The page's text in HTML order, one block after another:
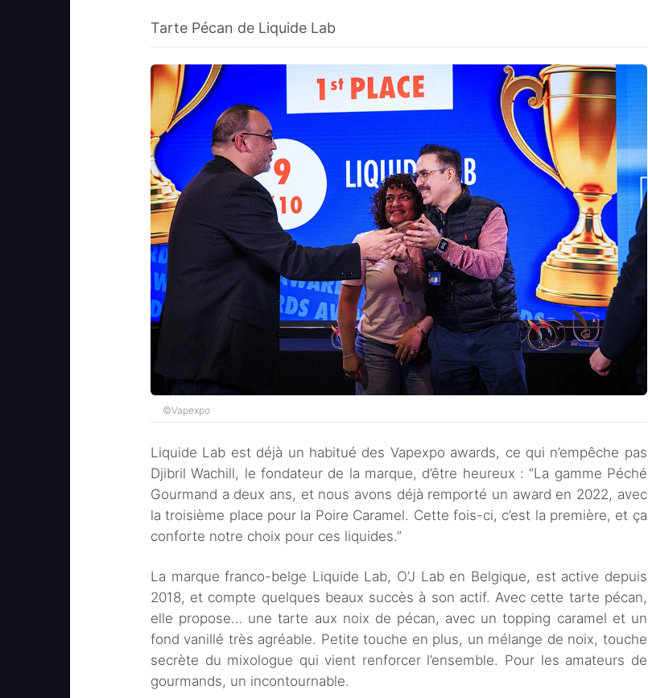
Tarte Pécan de Liquide Lab
©Vapexpo
Liquide Lab est déjà un habitué des Vapexpo awards, ce qui n’empêche pas
Djibril Wachill, le fondateur de la marque, d’être heureux : “La gamme Péché
Gourmand a deux ans, et nous avons déjà remporté un award en 2022, avec
la troisième place pour la Poire Caramel. Cette fois-ci, c’est la première, et ça
conforte notre choix pour ces liquides.”
La marque franco-belge Liquide Lab, O’J Lab en Belgique, est active depuis
2018, et compte quelques beaux succès à son actif. Avec cette tarte pécan,
elle propose… une tarte aux noix de pécan, avec un topping caramel et un
fond vanillé très agréable. Petite touche en plus, un mélange de noix, touche
secrète du mixologue qui vient renforcer l’ensemble. Pour les amateurs de
gourmands, un incontournable.